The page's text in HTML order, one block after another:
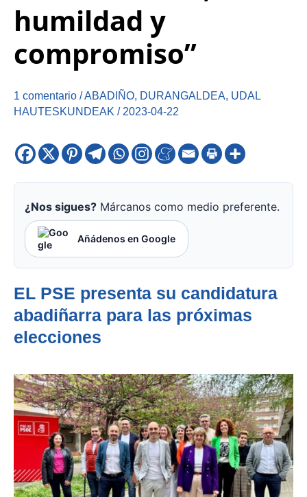
humildad y
compromiso”
1 comentario /ABADIÑO, DURANGALDEA, UDAL
HAUTESKUNDEAK / 2023-04-22
¿Nos sigues? Márcanos como medio preferente.
Añádenos en Google
EL PSE presenta su candidatura
abadiñarra para las próximas
elecciones